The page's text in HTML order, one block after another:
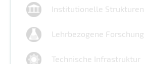
Institutionelle Strukturen
Lehrbezogene Forschung
Technische Infrastruktur